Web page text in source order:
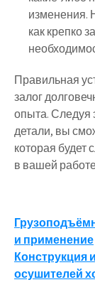
изменения.
как крепко
Правильная
залог
опыта. Следуя
детали, вы
которая будет
в вашей
по
и применение
Конструкция
осушителей